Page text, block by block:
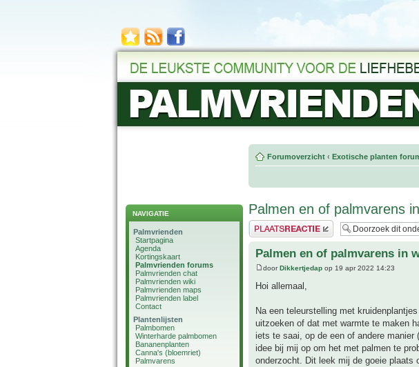
NAVIGATIE
Palmvrienden
Startpagina
Agenda
Kortingskaart
Palmvrienden forums
Palmvrienden chat
Palmvrienden wiki
Palmvrienden maps
Palmvrienden label
Contact
Plantenlijsten
Palmbomen
Winterharde palmbomen
Bananenplanten
Canna's (bloemriet)
Palmvarens
Forumoverzicht ‹ Exotische planten
Palmen en of palmvarens
Plaats een reactie
Palmen en of palmvarens in
doorDikkertjedap op 19 apr 2022 14:23
Hoi allemaal,
Na een teleurstelling met
uitzoeken of dat met warmte te maken
iets te saai, op de een of andere
idee bij mij op om het met palmen te
onderzocht. Dit leek mij de goeie plaats